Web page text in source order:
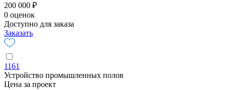
200 000 ₽
0 оценок
Доступно для заказа
Заказать
1161
Устройство промышленных полов
Цена за проект